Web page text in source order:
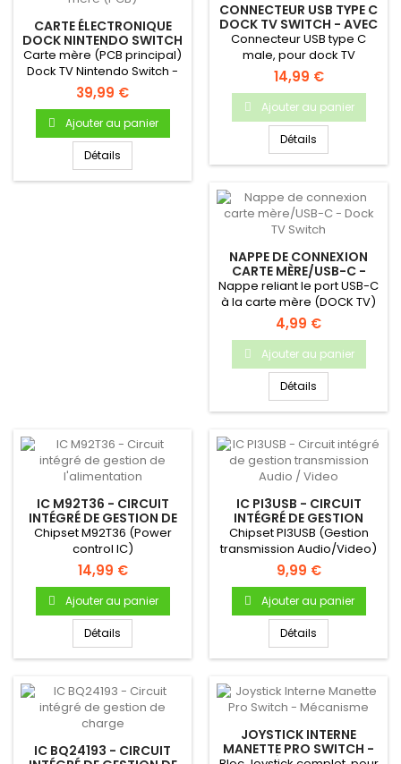
CARTE ÉLECTRONIQUE
DOCK NINTENDO SWITCH
- CARTE MÈRE (PCB)
Carte mère (PCB principal)
Dock TV Nintendo Switch -
Produit neuf & original
39,99 €
Ajouter au panier
Détails
CONNECTEUR USB TYPE C
DOCK TV SWITCH - AVEC
PCB
Connecteur USB type C
male, pour dock TV
Nintendo Switch
14,99 €
Ajouter au panier
Détails
NAPPE DE CONNEXION
CARTE MÈRE/USB-C -
DOCK TV SWITCH
Nappe reliant le port USB-C
à la carte mère (DOCK TV)
4,99 €
Ajouter au panier
Détails
IC M92T36 - CIRCUIT
INTÉGRÉ DE GESTION DE
L'ALIMENTATION
Chipset M92T36 (Power
control IC)
14,99 €
Ajouter au panier
Détails
IC PI3USB - CIRCUIT
INTÉGRÉ DE GESTION
TRANSMISSION AUDIO /
VIDEO
Chipset PI3USB (Gestion
transmission Audio/Video)
9,99 €
Ajouter au panier
Détails
IC BQ24193 - CIRCUIT
JOYSTICK INTERNE
MANETTE PRO SWITCH -